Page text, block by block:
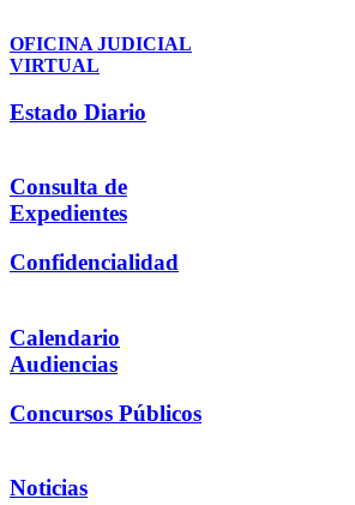
OFICINA JUDICIAL
VIRTUAL
Estado Diario
Consulta de
Expedientes
Confidencialidad
Calendario
Audiencias
Concursos Públicos
Noticias